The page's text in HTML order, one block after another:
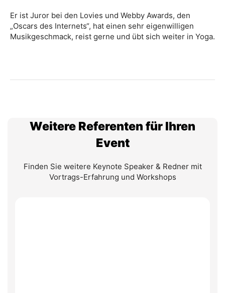
Er ist Juror bei den Lovies und Webby Awards, den
„Oscars des Internets“, hat einen sehr eigenwilligen
Musikgeschmack, reist gerne und übt sich weiter in Yoga.
Weitere Referenten für Ihren
Event
Finden Sie weitere Keynote Speaker & Redner mit
Vortrags-Erfahrung und Workshops